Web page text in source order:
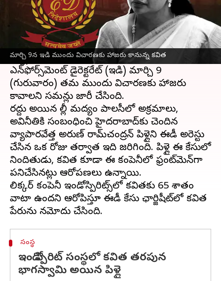
మార్చి 9న ఇడి ముందు విచారణకు హాజరు కానున్న కవిత
ఈ వార్తాకథనం ఏంటి
ఢిల్లీ ఎక్సైజ్ పాలసీ కుంభకోణంలో తెలంగాణ
ముఖ్యమంత్రి కె చంద్రశేఖర్ రావు కుమార్తె, భారత
రాష్ట్ర సమితి (బిఆర్ఎస్) నాయకురాలు కవితకు
ఎన్‌ఫోర్స్‌మెంట్ డైరెక్టరేట్ (ఇడి) మార్చి 9
(గురువారం) తమ ముందు విచారణకు హాజరు
కావాలని సమన్లు జారీ చేసింది.
రద్దు అయిన ఢిల్లీ మద్యం పాలసీలో అక్రమాలు,
అవినీతికి సంబంధించి హైదరాబాద్‌కు చెందిన
వ్యాపారవేత్త అరుణ్ రామ్‌చంద్రన్ పిళ్లైని ఈడీ అరెస్టు
చేసిన ఒక రోజు తర్వాత ఇది జరిగింది. పిళ్లై ఈ కేసులో
నిందితుడు, కవిత కూడా ఈ కంపెనీలో ఫ్రంట్‌మెన్‌గా
పనిచేసినట్లు ఆరోపణలు ఉన్నాయి.
లిక్కర్ కంపెనీ ఇండోస్పిరిట్స్‌లో కవితకు 65 శాతం
వాటా ఉందని ఆరోపిస్తూ ఈడీ కేసు ఛార్జిషీట్‌లో కవిత
సంస్థ
ఇండో స్పిరిట్ సంస్థలో కవిత తరపున
భాగస్వామి అయిన పిళ్లై